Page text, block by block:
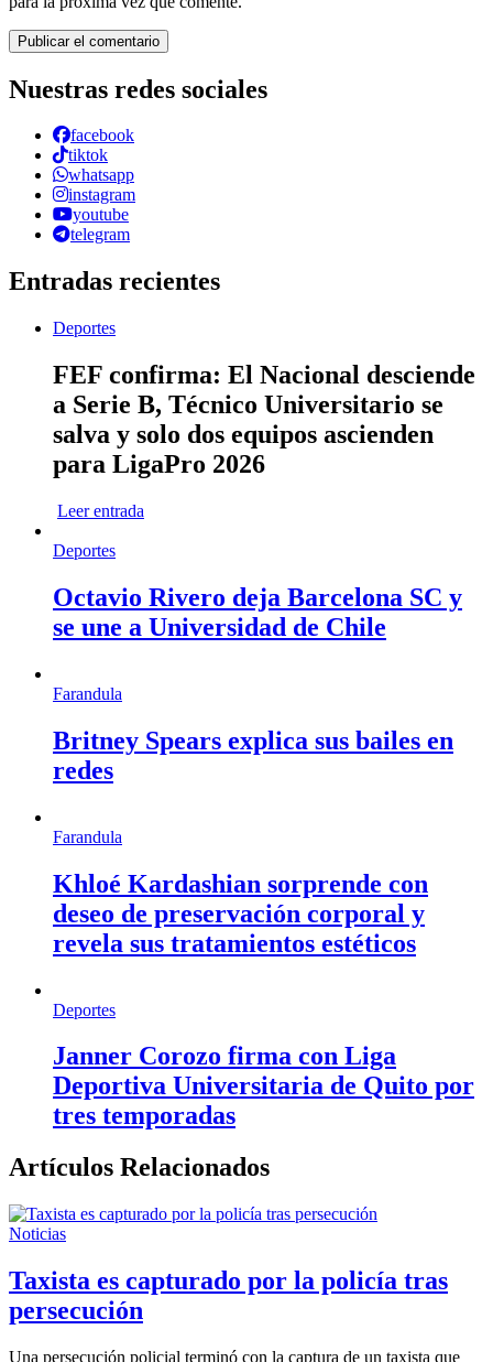
Nuestras redes sociales
facebook
tiktok
whatsapp
instagram
youtube
telegram
Entradas recientes
Deportes
FEF confirma: El Nacional desciende
a Serie B, Técnico Universitario se
salva y solo dos equipos ascienden
para LigaPro 2026
Leer entrada
Deportes
Octavio Rivero deja Barcelona SC y
se une a Universidad de Chile
Farandula
Britney Spears explica sus bailes en
redes
Farandula
Khloé Kardashian sorprende con
deseo de preservación corporal y
revela sus tratamientos estéticos
Deportes
Janner Corozo firma con Liga
Deportiva Universitaria de Quito por
tres temporadas
Artículos Relacionados
Noticias
Taxista es capturado por la policía tras
persecución
Una persecución policial terminó con la captura de un taxista que